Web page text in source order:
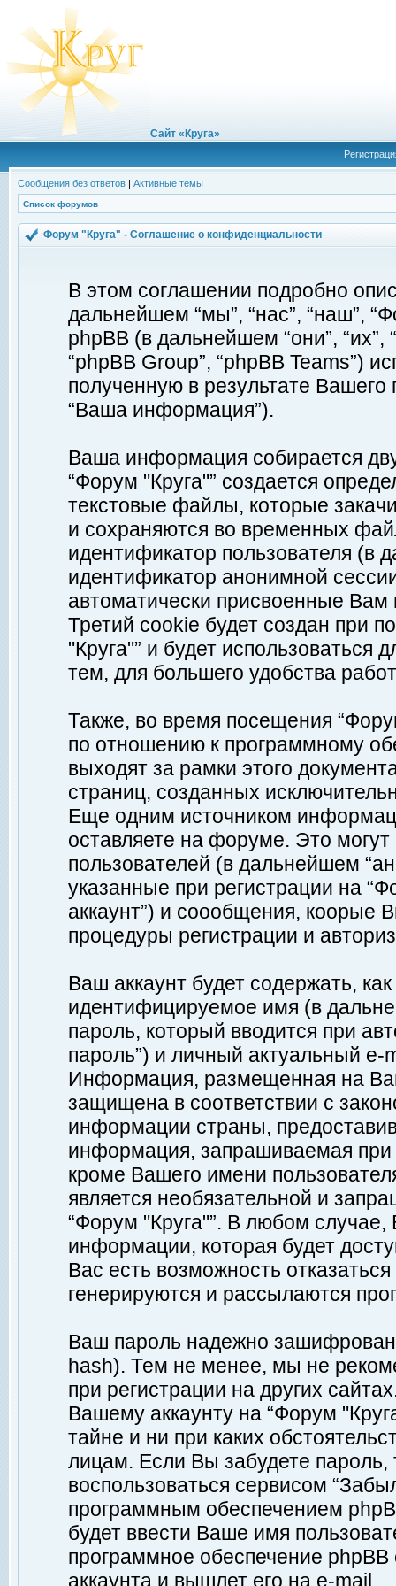
Сайт «Круга»
Сообщения без ответов | Активные темы
Список форумов
Форум "Круга" - Соглашение о конфиденциальности
В этом соглашении подробно
дальнейшем “мы”, “нас”, “наш”,
phpBB (в дальнейшем “они”, “их”,
“phpBB Group”, “phpBB Teams”)
полученную в результате
“Ваша информация”).
Ваша информация собирается
“Форум "Круга"” создается
текстовые файлы, которые
и сохраняются во временных
идентификатор пользователя (в
идентификатор анонимной
автоматически присвоенные
Третий cookie будет создан при
"Круга"” и будет
тем, для большего удобства
Также, во время посещения
по отношению к программному
выходят за рамки этого
страниц, созданных
Еще одним источником
оставляете на форуме. Это
пользователей (в дальнейшем
указанные при регистрации на
аккаунт”) и соообщения, коорые
процедуры регистрации и
Ваш аккаунт будет содержать,
идентифицируемое имя (в
пароль, который вводится при
пароль”) и личный актуальный
Информация, размещенная на
защищена в соответствии с
информации страны,
информация, запрашиваемая при
кроме Вашего имени
является необязательной и
“Форум "Круга"”. В любом
информации, которая будет
Вас есть возможность
генерируются и рассылаются
Ваш пароль надежно
hash). Тем не менее, мы не
при регистрации на других
Вашему аккаунту на “Форум
тайне и ни при каких
лицам. Если Вы забудете пароль,
воспользоваться сервисом
программным обеспечением
будет ввести Ваше имя
программное обеспечение
аккаунта и вышлет его на e-mail.